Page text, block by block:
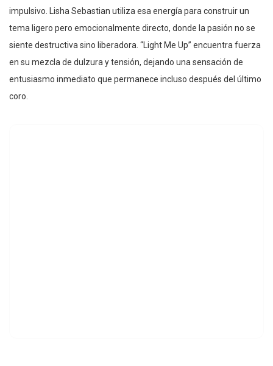
impulsivo. Lisha Sebastian utiliza esa energía para construir un
tema ligero pero emocionalmente directo, donde la pasión no se
siente destructiva sino liberadora. “Light Me Up” encuentra fuerza
en su mezcla de dulzura y tensión, dejando una sensación de
entusiasmo inmediato que permanece incluso después del último
coro.